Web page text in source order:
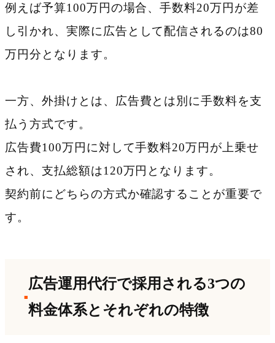
例えば予算100万円の場合、手数料20万円が差
し引かれ、実際に広告として配信されるのは80
万円分となります。
一方、外掛けとは、広告費とは別に手数料を支
払う方式です。
広告費100万円に対して手数料20万円が上乗せ
され、支払総額は120万円となります。
契約前にどちらの方式か確認することが重要で
す。
広告運用代行で採用される3つの
料金体系とそれぞれの特徴